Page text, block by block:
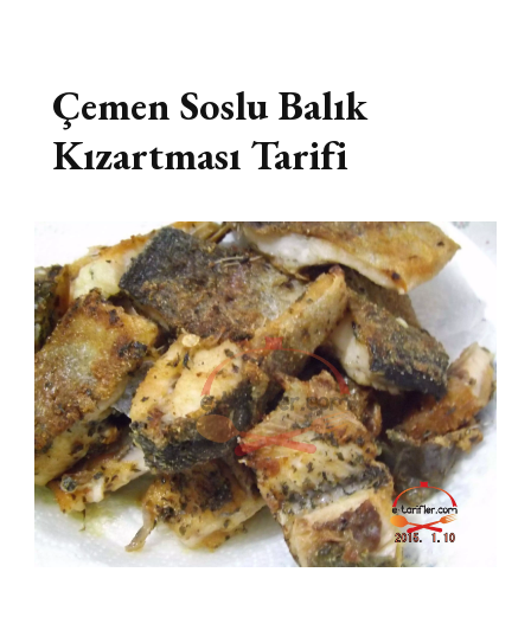
Çemen Soslu Balık
Kızartması Tarifi